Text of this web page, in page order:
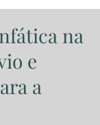
na
e
a